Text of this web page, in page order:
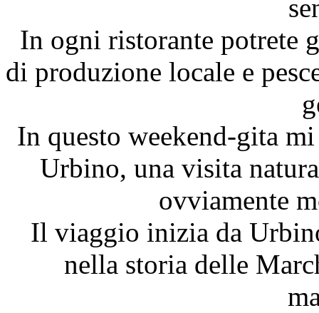
In ogni ristorante potrete
di produzione locale e
In questo weekend-gita
Urbino, una visita
ovviamente
Il viaggio inizia da
nella storia delle